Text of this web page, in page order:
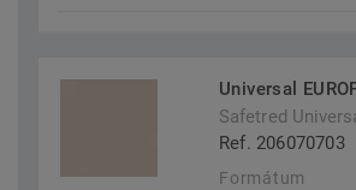
Universal
Safetred
Ref. 206070703
Formátum